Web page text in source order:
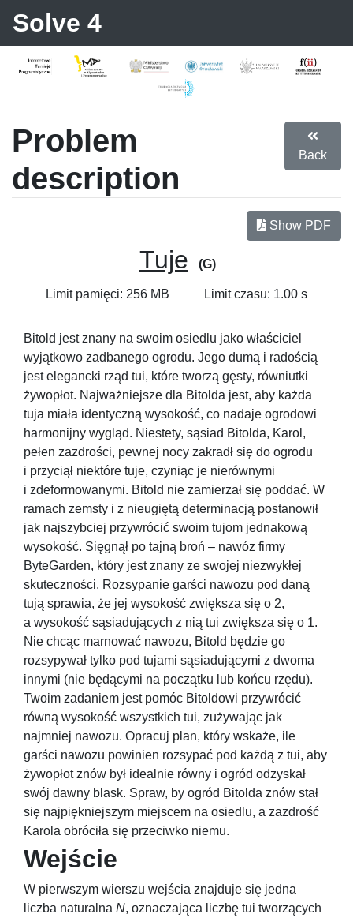
Solve 4
Problem
description
Back
Show PDF
Tuje (G)
Limit pamięci: 256 MB Limit czasu: 1.00 s
Bitold jest znany na swoim osiedlu jako właściciel
wyjątkowo zadbanego ogrodu. Jego dumą i radością
jest elegancki rząd tui, które tworzą gęsty, równiutki
żywopłot. Najważniejsze dla Bitolda jest, aby każda
tuja miała identyczną wysokość, co nadaje ogrodowi
harmonijny wygląd. Niestety, sąsiad Bitolda, Karol,
pełen zazdrości, pewnej nocy zakradł się do ogrodu
i przyciął niektóre tuje, czyniąc je nierównymi
i zdeformowanymi. Bitold nie zamierzał się poddać. W
ramach zemsty i z nieugiętą determinacją postanowił
jak najszybciej przywrócić swoim tujom jednakową
wysokość. Sięgnął po tajną broń – nawóz firmy
ByteGarden, który jest znany ze swojej niezwykłej
skuteczności. Rozsypanie garści nawozu pod daną
tują sprawia, że jej wysokość zwiększa się o 2,
a wysokość sąsiadujących z nią tui zwiększa się o 1.
Nie chcąc marnować nawozu, Bitold będzie go
rozsypywał tylko pod tujami sąsiadującymi z dwoma
innymi (nie będącymi na początku lub końcu rzędu).
Twoim zadaniem jest pomóc Bitoldowi przywrócić
równą wysokość wszystkich tui, zużywając jak
najmniej nawozu. Opracuj plan, który wskaże, ile
garści nawozu powinien rozsypać pod każdą z tui, aby
żywopłot znów był idealnie równy i ogród odzyskał
swój dawny blask. Spraw, by ogród Bitolda znów stał
się najpiękniejszym miejscem na osiedlu, a zazdrość
Karola obróciła się przeciwko niemu.
Wejście
W pierwszym wierszu wejścia znajduje się jedna
liczba naturalna N, oznaczająca liczbę tui tworzących